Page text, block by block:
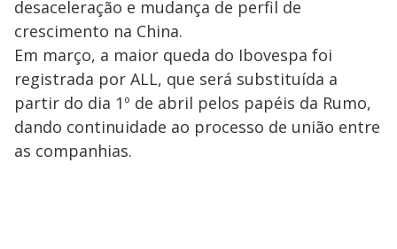
desaceleração e mudança de perfil de
crescimento na China.
Em março, a maior queda do Ibovespa foi
registrada por ALL, que será substituída a
partir do dia 1º de abril pelos papéis da Rumo,
dando continuidade ao processo de união entre
as companhias.